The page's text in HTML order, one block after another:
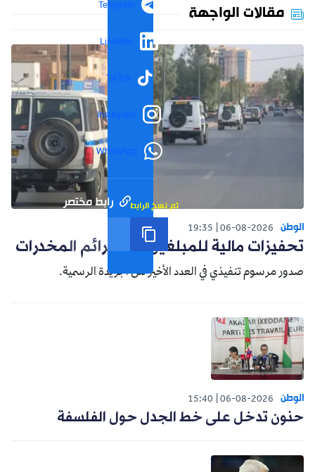
Telegram
LinkedIn
TikTok
Instagram
WhatsApp
رابط مختصر تم نسخ الرابط
مقالات الواجهة
الوطن 06-08-2026
19:35
تحفيزات مالية للمبلغين عن جرائم المخدرات
صدور مرسوم تنفيذي في العدد الأخير من الجريدة الرسمية.
الوطن 06-08-2026
15:40
حنون تدخل على خط الجدل حول الفلسفة